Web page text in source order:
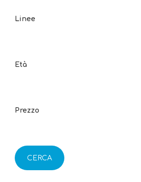
Linee
Età
Prezzo
CERCA